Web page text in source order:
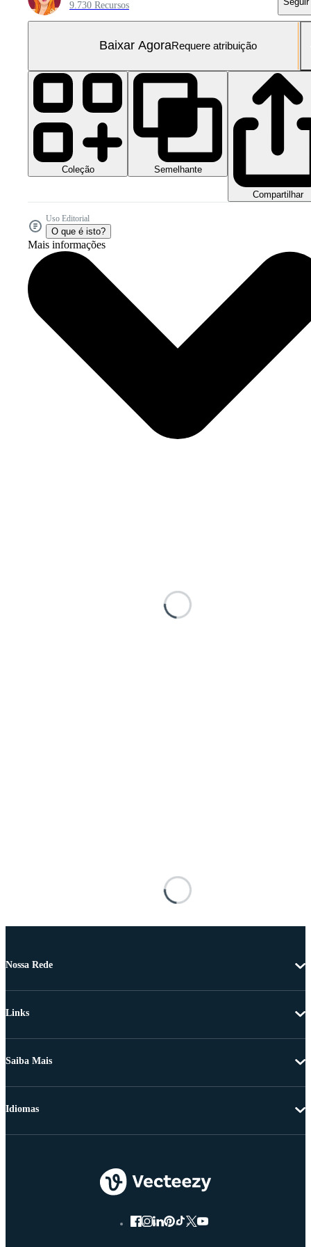
9.730 Recursos
Baixar AgoraRequere atribuição
Coleção Semelhante
Compartilhar
Uso Editorial
O que é isto?
Mais informações
Nossa Rede
Links
Saiba Mais
Idiomas